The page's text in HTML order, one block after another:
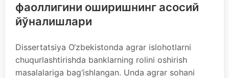
фаоллигини оширишнинг асосий
йўналишлари
Dissertatsiya O‘zbekistonda agrar islohotlarni
chuqurlashtirishda banklarning rolini oshirish
masalalariga bag‘ishlangan. Unda agrar sohani